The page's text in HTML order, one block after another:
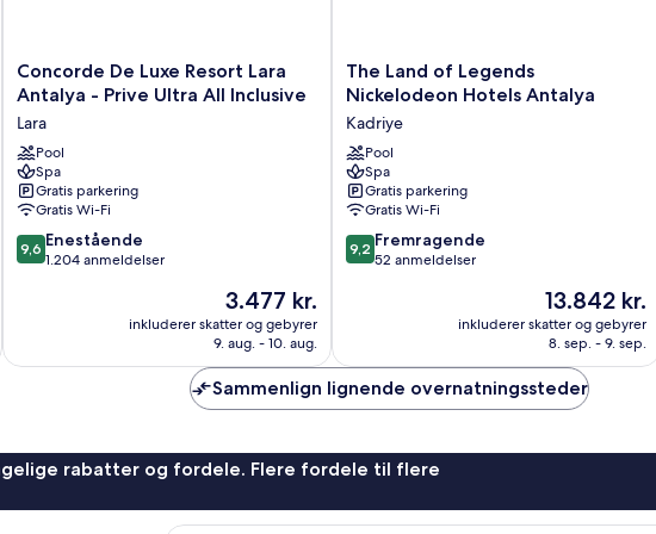
Concorde
De
Resort
Lara
Antalya
-
Prive
Ultra
All
Concorde De Luxe Resort Lara
Antalya - Prive Ultra All Inclusive
Lara
Pool
Spa
Gratis parkering
Gratis Wi-Fi
9.6
ud
anmeldelser
9,6 Enestående
1.204 anmeldelser
Prisen
er
3.477 kr.
3.477 kr.
inkluderer skatter og gebyrer
9. aug. - 10. aug.
The
Land
Legends
Nickelodeon
Hotels
Antalya
Kadriye
The Land of Legends
Nickelodeon Hotels Antalya
Kadriye
Pool
Spa
Gratis parkering
Gratis Wi-Fi
9.2
ud
anmeldelser
9,2 Fremragende
52 anmeldelser
Prisen
er
13.842 kr.
13.842 kr.
inkluderer skatter og gebyrer
8. sep. - 9. sep.
Sammenlign lignende overnatningssteder
rabatter og fordele. Flere fordele til flere